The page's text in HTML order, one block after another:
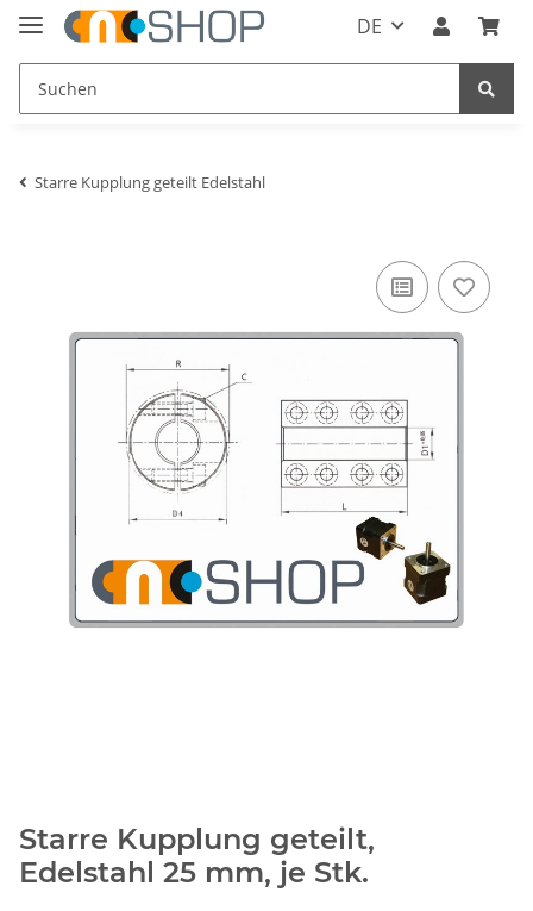
DE
Starre Kupplung geteilt Edelstahl
Starre Kupplung geteilt,
Edelstahl 25 mm, je Stk.